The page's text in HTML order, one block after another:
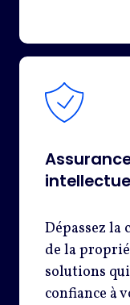
Dépassez
de la
solutions
confiance à